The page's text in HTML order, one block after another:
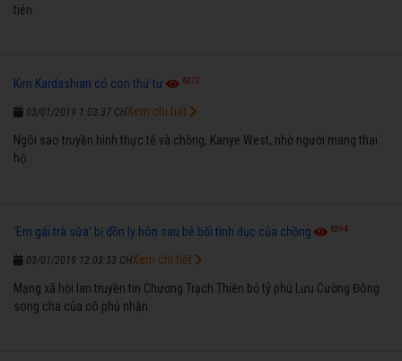
tiên.
Kim Kardashian có con thứ tư 6272
03/01/2019 1:03:37 CH
Ngôi sao truyền hình thực tế và chồng, Kanye West, nhờ người mang thai
hộ.
Xem chi tiết
'Em gái trà sữa' bị đồn ly hôn sau bê bối tình dục của chồng 6594
03/01/2019 12:03:33 CH
Mạng xã hội lan truyền tin Chương Trạch Thiên bỏ tỷ phú Lưu Cường Đông
song cha của cô phủ nhận.
Xem chi tiết